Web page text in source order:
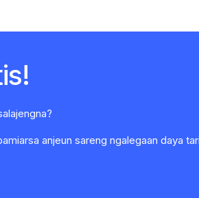
anjeun sareng ngalegaan daya